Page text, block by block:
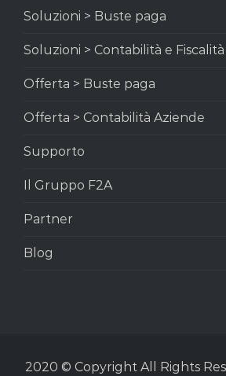
Soluzioni > Buste paga
Soluzioni > Contabilità e Fiscalità
Offerta > Buste paga
Offerta > Contabilità Aziende
Supporto
Il Gruppo F2A
Partner
Blog
2020 © Copyright All Rights